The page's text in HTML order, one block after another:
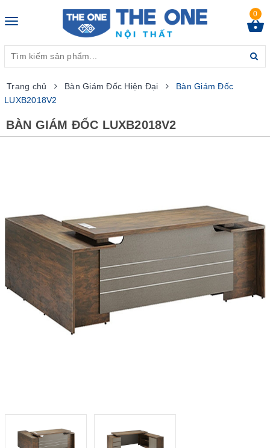
Toggle
0
Trang chủ Bàn Giám Đốc Hiện Đại
Bàn Giám Đốc
LUXB2018V2
BÀN GIÁM ĐỐC LUXB2018V2